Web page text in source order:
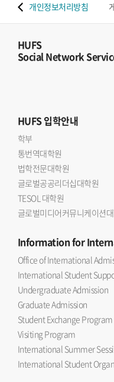
개인정보처리방침
HUFS
Social Network
HUFS입학안내
학부
통번역대학원
법학전문대학원
글로벌공공리더십대학원
TESOL 대학원
글로벌미디어커뮤니케이션
Informationfor
Office of International
International Student
Undergraduate Admission
Graduate Admission
Student Exchange Program
Visiting Program
International Summer
International Student